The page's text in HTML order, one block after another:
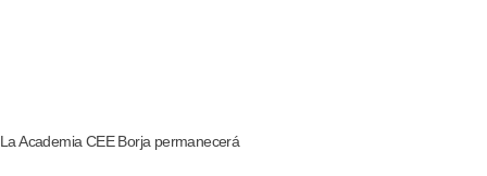
La Academia CEE Borja permanecerá